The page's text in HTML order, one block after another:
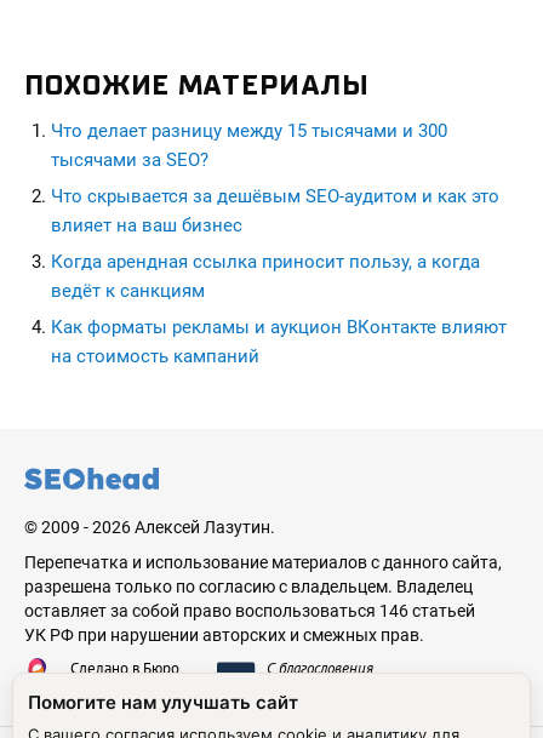
ПОХОЖИЕ МАТЕРИАЛЫ
Что делает разницу между 15 тысячами и 300
тысячами за SEO?
Что скрывается за дешёвым SEO-аудитом и как это
влияет на ваш бизнес
Когда арендная ссылка приносит пользу, а когда
ведёт к санкциям
Как форматы рекламы и аукцион ВКонтакте влияют
на стоимость кампаний
© 2009 - 2026 Алексей Лазутин.
Перепечатка и использование материалов с данного сайта,
разрешена только по согласию с владельцем. Владелец
оставляет за собой право воспользоваться 146 статьей
УК РФ при нарушении авторских и смежных прав.
Сделано в Бюро
С благословения
Помогите нам улучшать сайт